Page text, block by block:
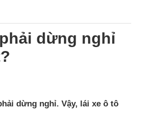
dừng nghỉ
dừng nghỉ. Vậy, lái xe ô tô